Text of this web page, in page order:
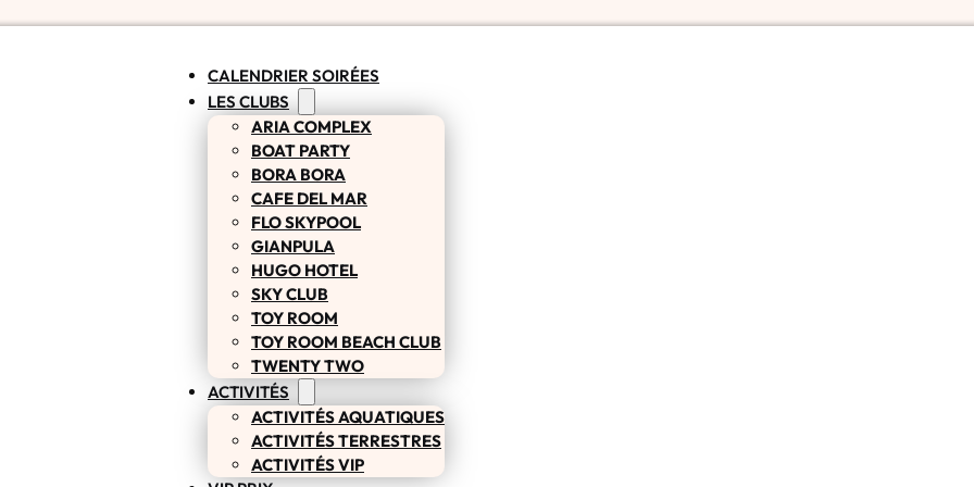
CALENDRIER SOIRÉES
LES CLUBS
ARIA COMPLEX
BOAT PARTY
BORA BORA
CAFE DEL MAR
FLO SKYPOOL
GIANPULA
HUGO HOTEL
SKY CLUB
TOY ROOM
TOY ROOM BEACH CLUB
TWENTY TWO
ACTIVITÉS
ACTIVITÉS AQUATIQUES
ACTIVITÉS TERRESTRES
ACTIVITÉS VIP